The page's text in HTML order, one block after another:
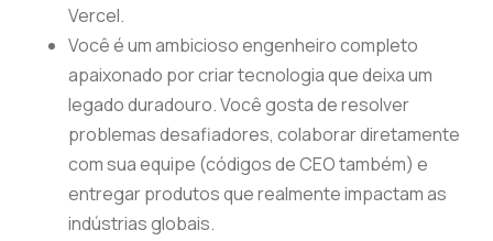
Vercel.
Você é um ambicioso engenheiro completo
apaixonado por criar tecnologia que deixa um
legado duradouro. Você gosta de resolver
problemas desafiadores, colaborar diretamente
com sua equipe (códigos de CEO também) e
entregar produtos que realmente impactam as
indústrias globais.